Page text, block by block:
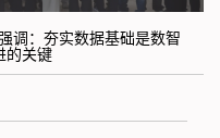
调：夯实数据基础是数智
的关键